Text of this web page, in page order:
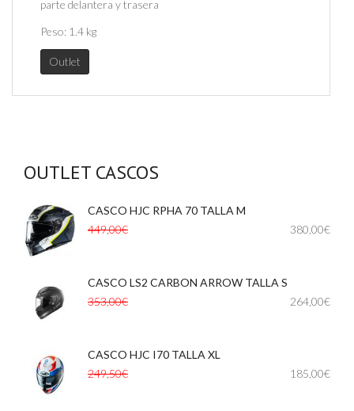
parte delantera y trasera
Peso: 1.4 kg
Outlet
OUTLET CASCOS
CASCO HJC RPHA 70 TALLA M
449,00€
380,00€
CASCO LS2 CARBON ARROW TALLA S
353,00€
264,00€
CASCO HJC I70 TALLA XL
249,50€
185,00€